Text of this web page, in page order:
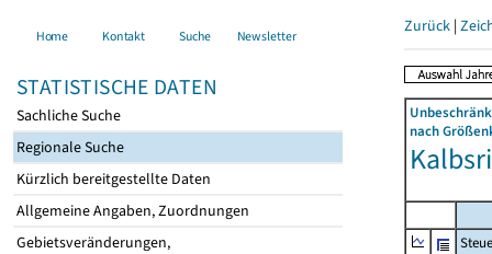
Home Kontakt Suche Newsletter
STATISTISCHE DATEN
Sachliche Suche
Regionale Suche
Kürzlich bereitgestellte Daten
Allgemeine Angaben, Zuordnungen
Gebietsveränderungen,
Zurück |
nach